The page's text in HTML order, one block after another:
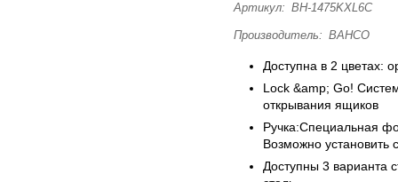
Артикул: BH-1475KXL6C
Производитель: BAHCO
Доступна в 2 цветах:
Lock &amp; Go!
открывания ящиков
Ручка:Специальная
Возможно установить
Доступны 3